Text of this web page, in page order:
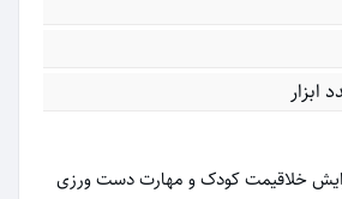
خلاقیمت کودک و مهارت دست ورزی